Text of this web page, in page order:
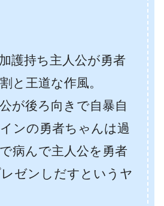
護持ち主人公が勇者
と王道な作風。
が後ろ向きで自暴自
ンの勇者ちゃんは過
病んで主人公を勇者
ゼンしだすというヤ